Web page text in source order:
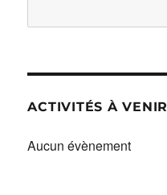
ACTIVITÉS À VENIR
Aucun évènement